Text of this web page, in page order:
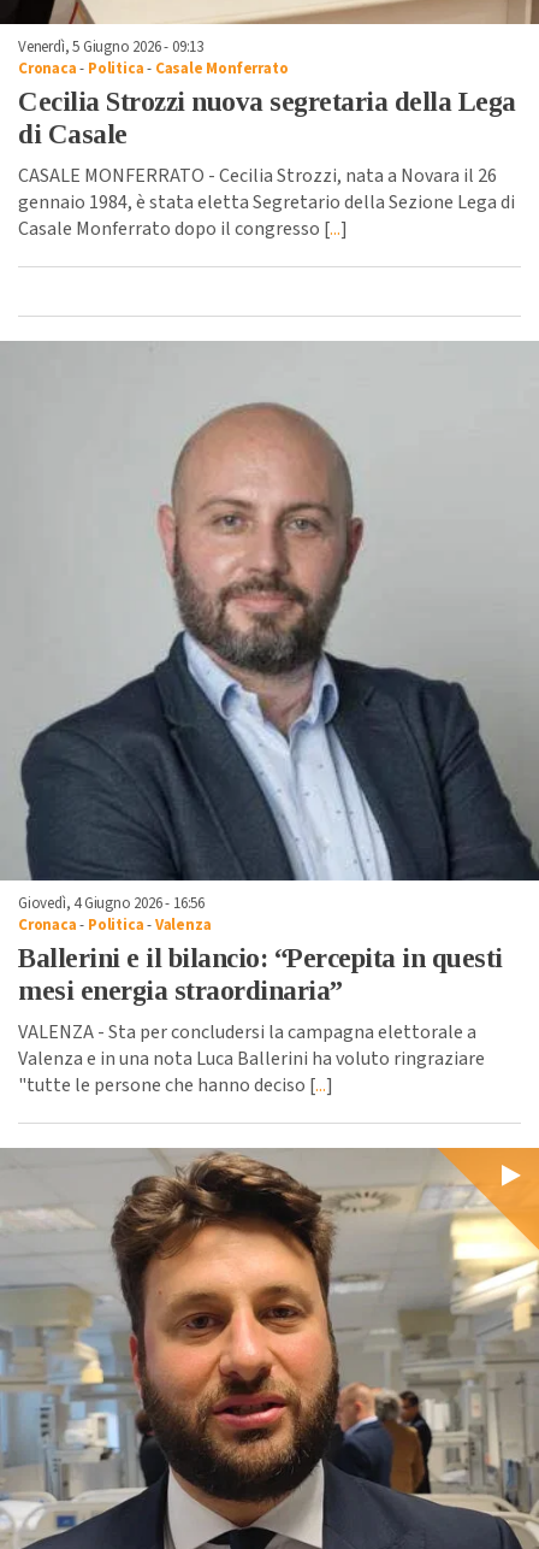
Venerdì, 5 Giugno 2026 - 09:13
Cronaca- Politica- Casale Monferrato
Cecilia Strozzi nuova segretaria della Lega
di Casale
CASALE MONFERRATO - Cecilia Strozzi, nata a Novara il 26
gennaio 1984, è stata eletta Segretario della Sezione Lega di
Casale Monferrato dopo il congresso [...]
Giovedì, 4 Giugno 2026 - 16:56
Cronaca- Politica-Valenza
Ballerini e il bilancio: “Percepita in questi
mesi energia straordinaria”
VALENZA - Sta per concludersi la campagna elettorale a
Valenza e in una nota Luca Ballerini ha voluto ringraziare
"tutte le persone che hanno deciso [...]